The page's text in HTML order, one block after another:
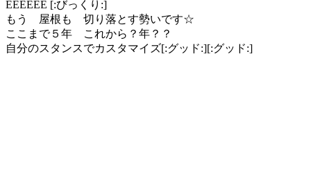
EEEEEE [:びっくり:]
もう 屋根も 切り落とす勢いです☆
ここまで５年 これから？年？？
自分のスタンスでカスタマイズ[:グッド:][:グッド:]